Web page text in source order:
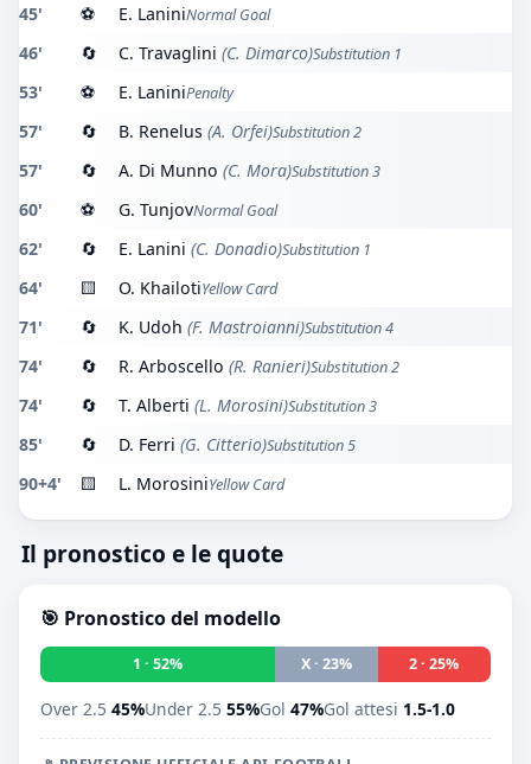
45' ⚽ E. LaniniNormal Goal
46' 🔄 C. Travaglini (C. Dimarco)Substitution 1
53' ⚽ E. LaniniPenalty
57' 🔄 B. Renelus (A. Orfei)Substitution 2
57' 🔄 A. Di Munno (C. Mora)Substitution 3
60' ⚽ G. TunjovNormal Goal
62' 🔄 E. Lanini (C. Donadio)Substitution 1
64' 🟨 O. KhailotiYellow Card
71' 🔄 K. Udoh (F. Mastroianni)Substitution 4
74' 🔄 R. Arboscello (R. Ranieri)Substitution 2
74' 🔄 T. Alberti (L. Morosini)Substitution 3
85' 🔄 D. Ferri (G. Citterio)Substitution 5
90+4' 🟨 L. MorosiniYellow Card
Il pronostico e le quote
🎯 Pronostico del modello
1 · 52% X · 23% 2 · 25%
Over 2.5 45%Under 2.5 55%Gol 47%Gol attesi 1.5-1.0